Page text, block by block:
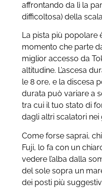
affrontando da lì la
difficoltosa) della
La pista più popolare
momento che parte
miglior accesso da
altitudine. L’ascesa
le 8 ore, e la discesa
durata può variare a
tra cui il tuo stato di
dagli altri scalatori nei
Come forse saprai,
Fuji, lo fa con un
vedere l’alba dalla
del sole sopra un
dei posti più